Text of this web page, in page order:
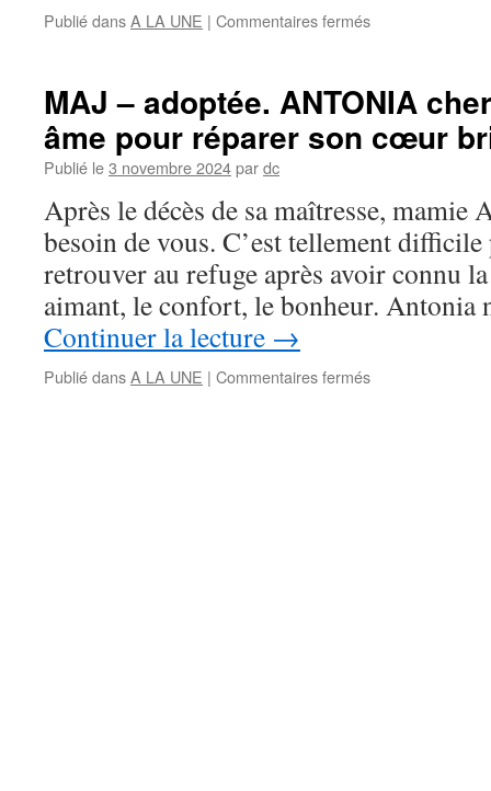
Publié dansA LA UNE | Commentaires ferméssur
MAJ – adoptée. ANTONIA
âme pour réparer son cœur
Publié le3 novembre 2024pardc
Après le décès de sa maîtresse, mamie
besoin de vous. C’est tellement difficile
retrouver au refuge après avoir connu
aimant, le confort, le bonheur. Antonia
Continuer la lecture →
Publié dansA LA UNE | Commentaires ferméssur